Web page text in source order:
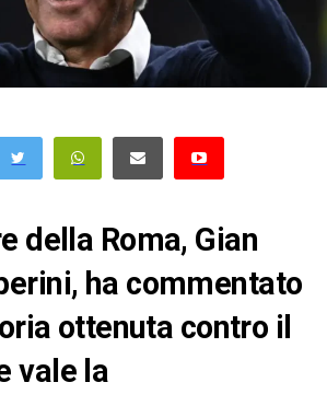
della Roma, Gian
ha commentato
ottenuta contro il
vale la